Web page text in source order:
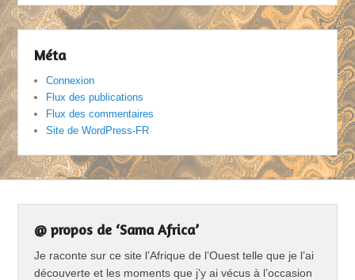
Méta
Connexion
Flux des publications
Flux des commentaires
Site de WordPress-FR
@ propos de ‘Sama Africa’
Je raconte sur ce site l’Afrique de l’Ouest telle que je l’ai
découverte et les moments que j’y ai vécus à l’occasion